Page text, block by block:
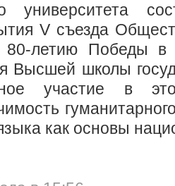
университета
V съезда
80-летию Победы в
Высшей школы
участие в
как основы